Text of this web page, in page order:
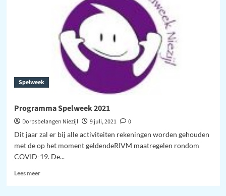
Spelweek
Programma Spelweek 2021
Dorpsbelangen Niezijl 9 juli, 2021
0
Dit jaar zal er bij alle activiteiten rekeningen worden gehouden
met de op het moment geldendeRIVM maatregelen rondom
COVID-19. De...
Lees meerLees